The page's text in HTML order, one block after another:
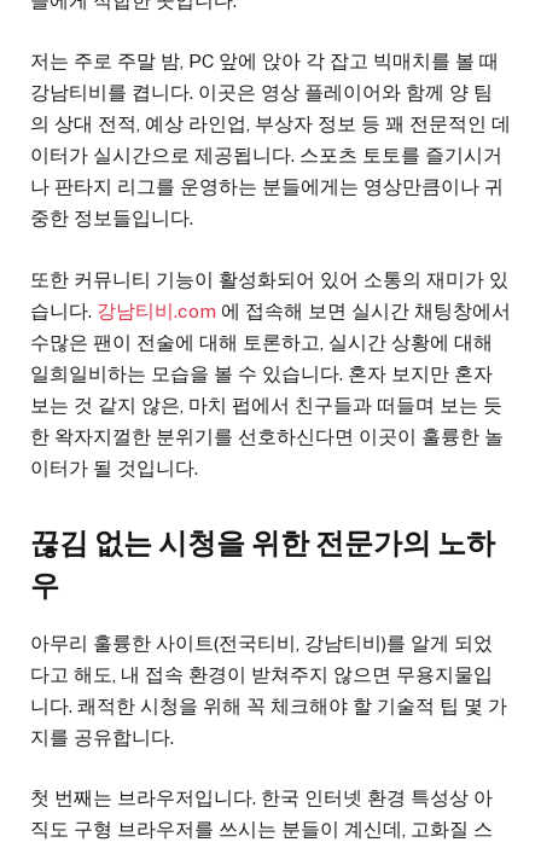
저는 주로 주말 밤, PC 앞에 앉아 각 잡고 빅매치를 볼 때
강남티비를 켭니다. 이곳은 영상 플레이어와 함께 양 팀
의 상대 전적, 예상 라인업, 부상자 정보 등 꽤 전문적인 데
이터가 실시간으로 제공됩니다. 스포츠 토토를 즐기시거
나 판타지 리그를 운영하는 분들에게는 영상만큼이나 귀
중한 정보들입니다.
또한 커뮤니티 기능이 활성화되어 있어 소통의 재미가 있
습니다. 강남티비.com 에 접속해 보면 실시간 채팅창에서
수많은 팬이 전술에 대해 토론하고, 실시간 상황에 대해
일희일비하는 모습을 볼 수 있습니다. 혼자 보지만 혼자
보는 것 같지 않은, 마치 펍에서 친구들과 떠들며 보는 듯
한 왁자지껄한 분위기를 선호하신다면 이곳이 훌륭한 놀
이터가 될 것입니다.
끊김 없는 시청을 위한 전문가의 노하
우
아무리 훌륭한 사이트(전국티비, 강남티비)를 알게 되었
다고 해도, 내 접속 환경이 받쳐주지 않으면 무용지물입
니다. 쾌적한 시청을 위해 꼭 체크해야 할 기술적 팁 몇 가
지를 공유합니다.
첫 번째는 브라우저입니다. 한국 인터넷 환경 특성상 아
직도 구형 브라우저를 쓰시는 분들이 계신데, 고화질 스